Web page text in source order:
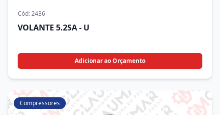
Cód:2436
VOLANTE 5.2SA - U
Adicionar ao Orçamento
Compressores